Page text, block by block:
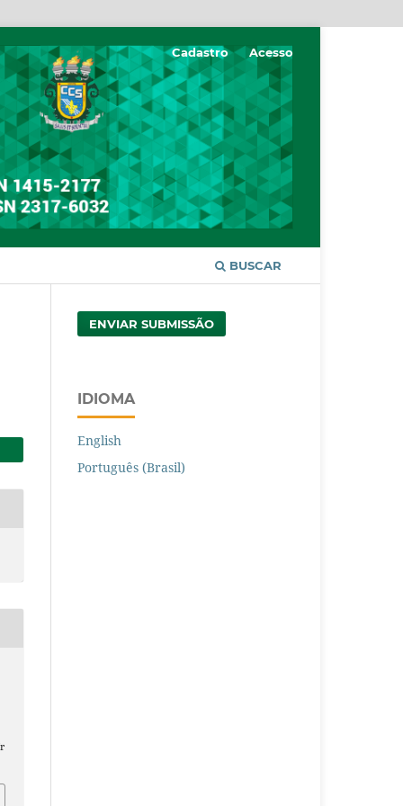
BUSCAR
Cadastro Acesso
ENVIAR SUBMISSÃO
IDIOMA
English
Português (Brasil)